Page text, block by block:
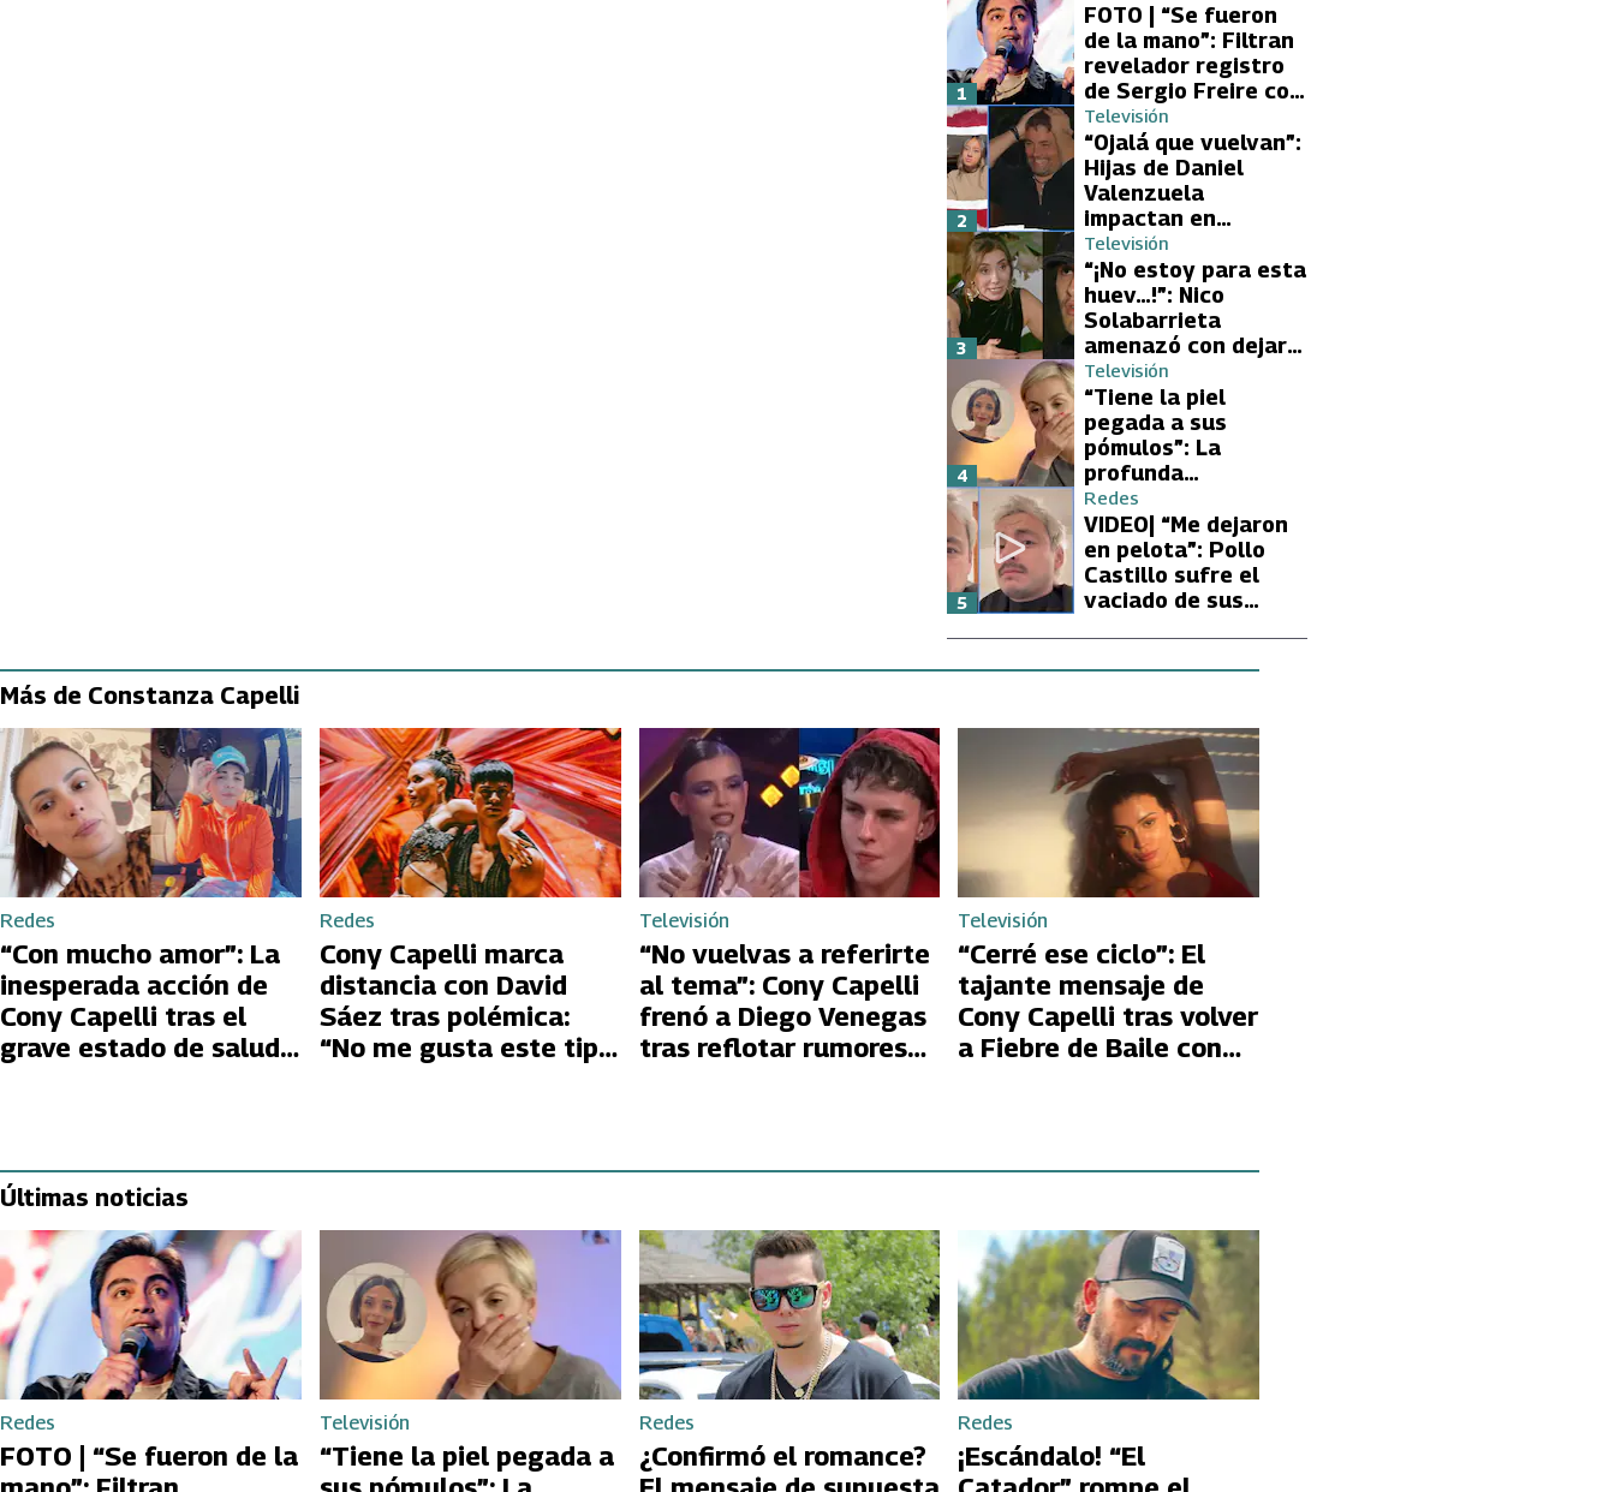
FOTO | “Se fueron
de la mano”: Filtran
revelador registro
de Sergio Freire con
supuesta nueva
conquista
1
Televisión
“Ojalá que vuelvan”:
Hijas de Daniel
Valenzuela
impactan en
Volverías con tu Ex
2 con directa
petición a su papá
sobre Yamila Reyna
2
Televisión
“¡No estoy para esta
huev…!”: Nico
Solabarrieta
amenazó con dejar
Volverías con tu Ex
tras encontrón con
Carmen Gloria
Arroyo
3
Televisión
“Tiene la piel
pegada a sus
pómulos”: La
profunda
preocupación de
Fran García-
Huidobro por la
extrema delgadez
de Kathy Orellana
4
Redes
VIDEO| “Me dejaron
en pelota”: Pollo
Castillo sufre el
vaciado de sus
5
Más de Constanza Capelli
Redes
“Con mucho amor”: La
inesperada acción de
Cony Capelli tras el
grave estado de salud
Redes
Cony Capelli marca
distancia con David
Sáez tras polémica:
“No me gusta este tipo
Televisión
“No vuelvas a referirte
al tema”: Cony Capelli
frenó a Diego Venegas
tras reflotar rumores
Televisión
“Cerré ese ciclo”: El
tajante mensaje de
Cony Capelli tras volver
a Fiebre de Baile con
Últimas noticias
Redes
FOTO | “Se fueron de la
Televisión
“Tiene la piel pegada a
Redes
¿Confirmó el romance?
Redes
¡Escándalo! “El